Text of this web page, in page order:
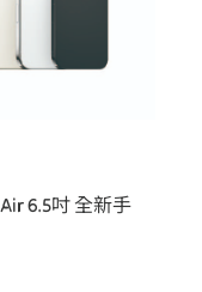
6.5吋 全新手